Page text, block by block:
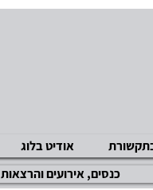
אודיט בלוג
כנסים, אירועים והרצאות